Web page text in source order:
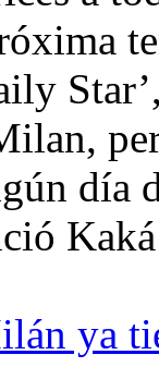
día
ya